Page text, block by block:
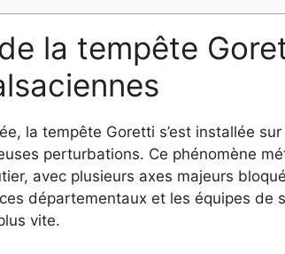
la tempête
la tempête Goretti s’est installée
perturbations. Ce phénomène
avec plusieurs axes majeurs
départementaux et les équipes de
vite.